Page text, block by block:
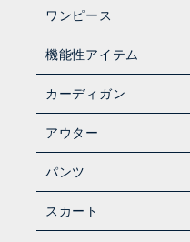
ワンピース
機能性アイテム
カーディガン
アウター
パンツ
スカート